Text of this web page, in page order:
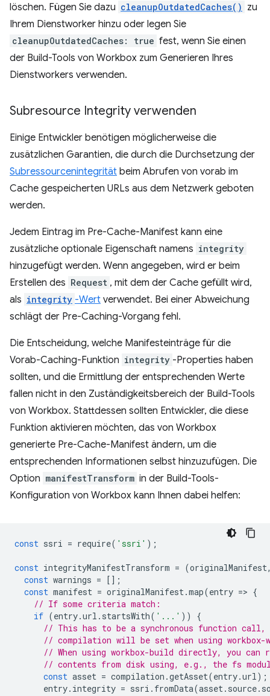
löschen. Fügen Sie dazu cleanupOutdatedCaches() zu
Ihrem Dienstworker hinzu oder legen Sie
cleanupOutdatedCaches: true fest, wenn Sie einen
der Build-Tools von Workbox zum Generieren Ihres
Dienstworkers verwenden.
Subresource Integrity verwenden
Einige Entwickler benötigen möglicherweise die
zusätzlichen Garantien, die durch die Durchsetzung der
Subressourcenintegrität beim Abrufen von vorab im
Cache gespeicherten URLs aus dem Netzwerk geboten
werden.
Jedem Eintrag im Pre-Cache-Manifest kann eine
zusätzliche optionale Eigenschaft namens integrity
hinzugefügt werden. Wenn angegeben, wird er beim
Erstellen des Request , mit dem der Cache gefüllt wird,
als integrity -Wert verwendet. Bei einer Abweichung
schlägt der Pre-Caching-Vorgang fehl.
Die Entscheidung, welche Manifesteinträge für die
Vorab-Caching-Funktion integrity -Properties haben
sollten, und die Ermittlung der entsprechenden Werte
fallen nicht in den Zuständigkeitsbereich der Build-Tools
von Workbox. Stattdessen sollten Entwickler, die diese
Funktion aktivieren möchten, das von Workbox
generierte Pre-Cache-Manifest ändern, um die
entsprechenden Informationen selbst hinzuzufügen. Die
Option manifestTransform in der Build-Tools-
Konfiguration von Workbox kann Ihnen dabei helfen:
const ssri = require( 'ssri' );
const integrityManifestTransform = (originalManifest
const warnings = [];
const manifest = originalManifest.map(entry => {
// If some criteria match:
if (entry.url . startsWith( '...' ))
{
// This has to be a synchronous function call,
// compilation will be set when using workbox-
// When using workbox-build directly, you
// contents from disk using, e.g., the fs
const asset = compilation .getAsset(entry.url);
entry. integrity = ssri . fromData(asset. source.